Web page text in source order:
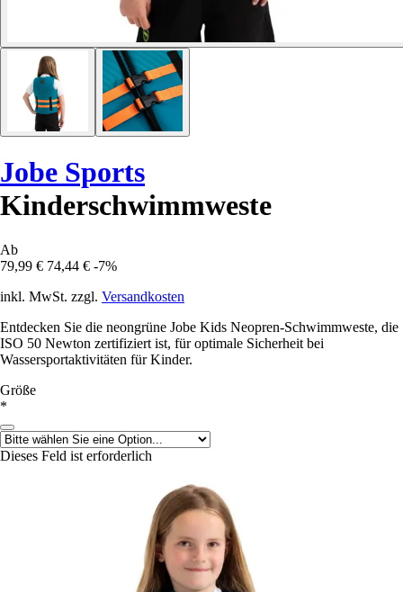
Jobe Sports
Kinderschwimmweste
Ab
79,99 € 74,44 € -7%
inkl. MwSt. zzgl. Versandkosten
Entdecken Sie die neongrüne Jobe Kids Neopren-Schwimmweste, die
ISO 50 Newton zertifiziert ist, für optimale Sicherheit bei
Wassersportaktivitäten für Kinder.
Größe
*
Dieses Feld ist erforderlich